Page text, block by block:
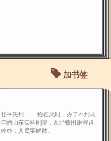
加书签
北平失利 恰在此时，办了不到两
年的山东实验剧院，因经费困难被迫
停办，人员要解散。